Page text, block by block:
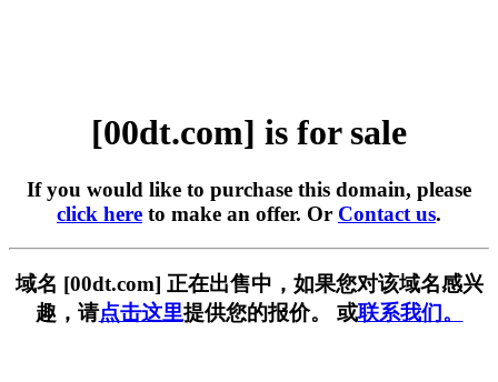
[00dt.com] is for sale
If you would like to purchase this domain, please
click here to make an offer. Or Contact us.
域名 [00dt.com] 正在出售中，如果您对该域名感兴
趣，请点击这里提供您的报价。 或联系我们。